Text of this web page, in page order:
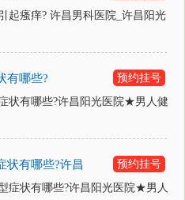
起瘙痒? 许昌男科医院_许昌阳光
有哪些?
预约挂号
状有哪些?许昌阳光医院★男人健
状有哪些?许昌
预约挂号
症状有哪些?许昌阳光医院★男人